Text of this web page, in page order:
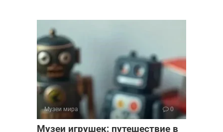
Музеи мира 0
Музеи игрушек: путешествие в